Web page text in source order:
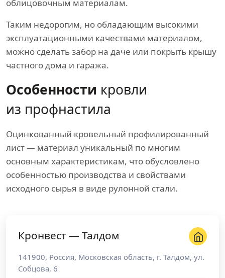
облицовочным материалам.
Таким недорогим, но обладающим высокими
эксплуатационными качествами материалом,
можно сделать забор на даче или покрыть крышу
частного дома и гаража.
Особенности кровли
из профнастила
Оцинкованный кровельный профилированный
лист — материал уникальный по многим
основным характеристикам, что обусловлено
особенностью производства и свойствами
исходного сырья в виде рулонной стали.
Кронвест — Талдом
141900, Россия, Московская область, г. Талдом, ул.
Собцова, 6